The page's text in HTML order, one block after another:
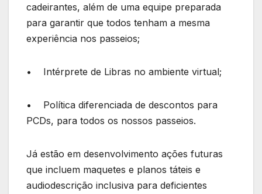
cadeirantes, além de uma equipe preparada
para garantir que todos tenham a mesma
experiência nos passeios;
• Intérprete de Libras no ambiente virtual;
• Política diferenciada de descontos para
PCDs, para todos os nossos passeios.
Já estão em desenvolvimento ações futuras
que incluem maquetes e planos táteis e
audiodescrição inclusiva para deficientes